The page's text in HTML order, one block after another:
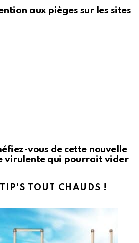
aux pièges sur les sites
vous de cette nouvelle
virulente qui pourrait vider
TOUT CHAUDS !